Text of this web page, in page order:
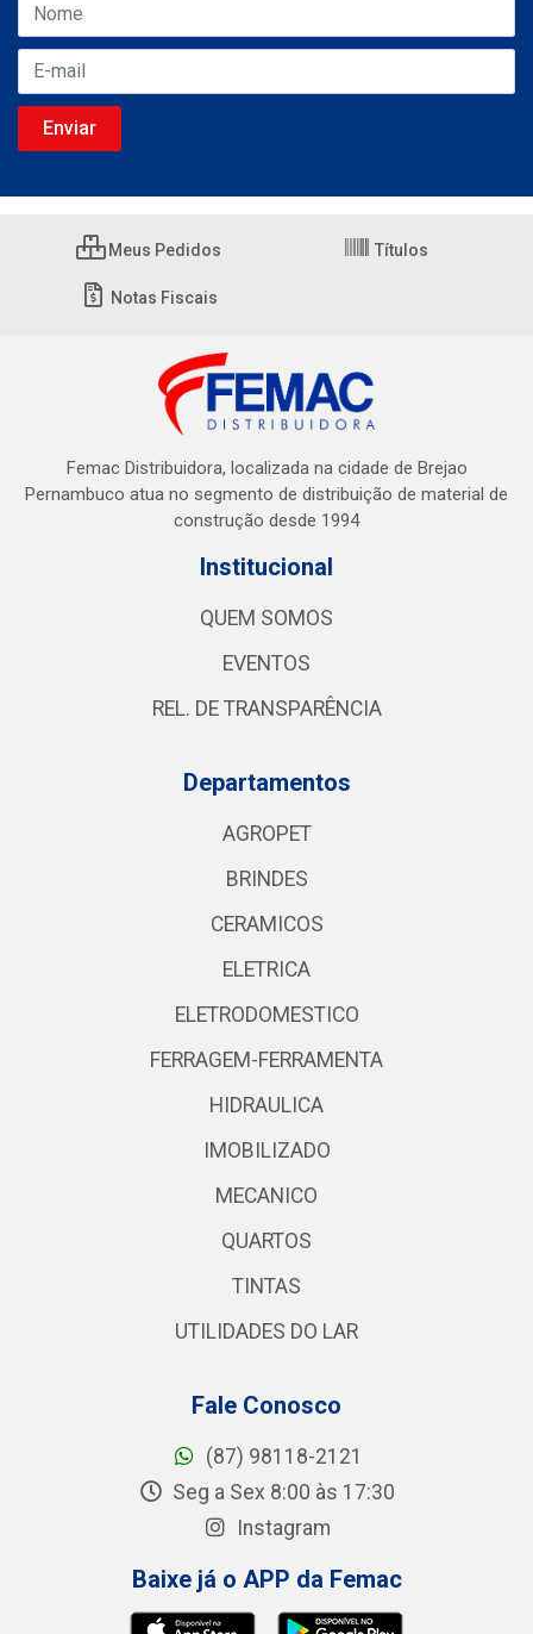
Meus Pedidos Títulos
Notas Fiscais
Femac Distribuidora, localizada na cidade de Brejao
Pernambuco atua no segmento de distribuição de material de
construção desde 1994
Institucional
QUEM SOMOS
EVENTOS
REL. DE TRANSPARÊNCIA
Departamentos
AGROPET
BRINDES
CERAMICOS
ELETRICA
ELETRODOMESTICO
FERRAGEM-FERRAMENTA
HIDRAULICA
IMOBILIZADO
MECANICO
QUARTOS
TINTAS
UTILIDADES DO LAR
Fale Conosco
(87) 98118-2121
Seg a Sex 8:00 às 17:30
Instagram
Baixe já o APP da Femac